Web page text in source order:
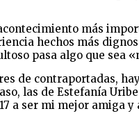
más
hechos más
pasa algo que sea
de contraportadas,
las de Estefanía
a ser mi mejor amiga